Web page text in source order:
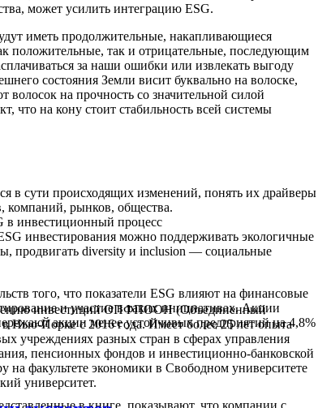
может усилить интеграцию ESG.
иметь продолжительные, накапливающиеся
положительные, так и отрицательные, последующим
за наши ошибки или извлекать выгоду
состояния Земли висит буквально на волоске,
на прочность со значительной силой
что на кону стоит стабильность всей системы
в сути происходящих изменений, понять их драйверы
компаний, рынков, общества.
в инвестиционный процесс
инвестирования можно поддерживать экологичные
продвигать diversity и inclusion — социальные
того, что показатели ESG влияют на финансовые
и участие в таких инициативах. Акции
акции менее устойчивых предприятий на 4,8%
инвестиций ОПФПООН (Объединенный
Йорке с 2016 года. Имеет более 25 лет опыта
учреждениях разных стран в сферах управления
пенсионных фондов и инвестиционно-банковской
на факультете экономики в Свободном университете
университет.